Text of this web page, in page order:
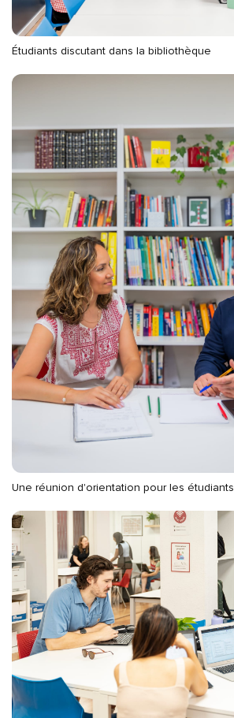
Étudiants discutant dans la bibliothèque
Une réunion d'orientation pour les étudiants